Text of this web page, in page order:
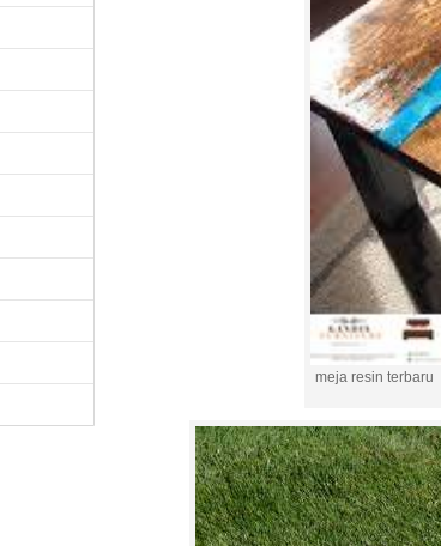
meja resin terbaru